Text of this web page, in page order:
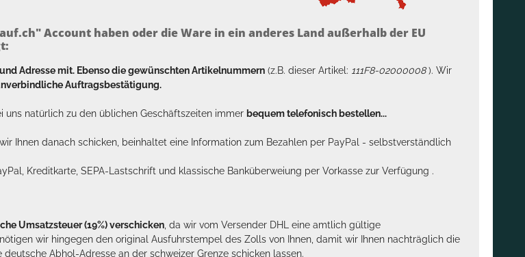
Account haben oder die Ware in ein anderes Land außerhalb der EU
Adresse mit. Ebenso die gewünschten Artikelnummern (z.B. dieser Artikel: 111F8-02000008). Wir
Auftragsbestätigung.
uns natürlich zu den üblichen Geschäftszeiten immer bequem telefonisch bestellen...
Ihnen danach schicken, beinhaltet eine Information zum Bezahlen per PayPal - selbstverständlich
Kreditkarte, SEPA-Lastschrift und klassische Banküberweiung per Vorkasse zur Verfügung .
Umsatzsteuer (19%) verschicken , da wir vom Versender DHL eine amtlich gültige
wir hingegen den original Ausfuhrstempel des Zolls von Ihnen, damit wir Ihnen nachträglich die
Abhol-Adresse an der schweizer Grenze schicken lassen.